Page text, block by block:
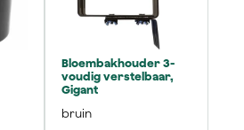
Bloembakhouder 3-
voudig verstelbaar,
Gigant
bruin